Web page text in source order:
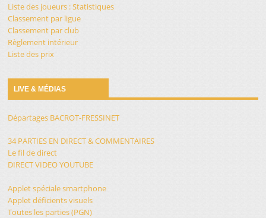
Liste des joueurs : Statistiques
Classement par ligue
Classement par club
Règlement intérieur
Liste des prix
LIVE & MÉDIAS
Départages BACROT-FRESSINET
34 PARTIES EN DIRECT & COMMENTAIRES
Le fil de direct
DIRECT VIDEO YOUTUBE
Applet spéciale smartphone
Applet déficients visuels
Toutes les parties (PGN)